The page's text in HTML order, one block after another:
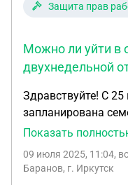
Защита прав
Можно ли уйти в
двухнедельной
Здравствуйте! С 25 по 30 июля
запланирована
неожиданно нашел
заявления об
Показать
09 июля 2025, 11:04,
Баранов, г. Иркутск